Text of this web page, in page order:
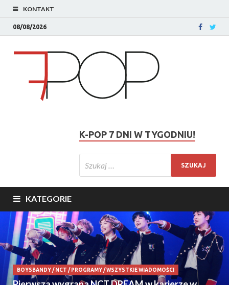
KONTAKT
08/08/2026
K-POP 7 DNI W TYGODNIU!
KATEGORIE
BOYSBANDY/ NCT / PROGRAMY/WSZYSTKIE WIADOMOŚCI